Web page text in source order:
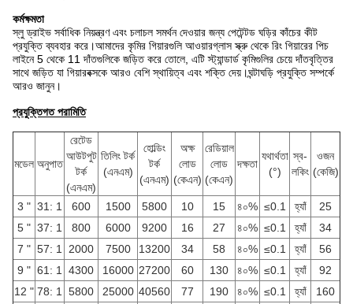
কর্মক্ষমতা
স্লু ড্রাইভ সর্বাধিক নিয়ন্ত্রণ এবং চলাচল সমর্থন দেওয়ার জন্য পেটেন্টড ঘড়ির কাঁচের কীট
প্রযুক্তি ব্যবহার করে।আমাদের কৃমির গিয়ারগুলি আওয়ারগ্লাস স্ক্রু থেকে রিং গিয়ারের পিচ
লাইনে 5 থেকে 11 দাঁতগুলিকে জড়িত করে তোলে, এটি স্ট্যান্ডার্ড কৃমিগুলির চেয়ে দাঁতবৃত্তির
সাথে জড়িত যা গিয়ারবক্সকে আরও বেশি স্থায়িত্ব এবং শক্তি দেয়।ঘন্টাঘড়ি প্রযুক্তি সম্পর্কে
আরও জানুন।
প্রযুক্তিগত পরামিতি
মডেল অনুপাত
রেটেড
আউটপুট
টর্ক
(এনএম)
তিলিং টর্ক
(এনএম)
হোল্ডিং
টর্ক
(এনএম)
অক্ষ
লোড
(কেএন)
রেডিয়াল
লোড
(কেএন)
দক্ষতা
যথার্থতা
(°)
স্ব-
লকিং
ওজন
(কেজি)
3 " 31: 1 600 1500 5800 10 15 ৪০% ≤0.1 হ্যাঁ
25
5 " 37: 1 800 6000 9200 16 27 ৪০% ≤0.1 হ্যাঁ
34
7 " 57: 1 2000 7500 13200 34 58 ৪০% ≤0.1 হ্যাঁ
56
9 " 61: 1 4300 16000 27200 60 130 ৪০% ≤0.1 হ্যাঁ
92
12 " 78: 1 5800 25000 40560 77 190 ৪০% ≤0.1 হ্যাঁ
160